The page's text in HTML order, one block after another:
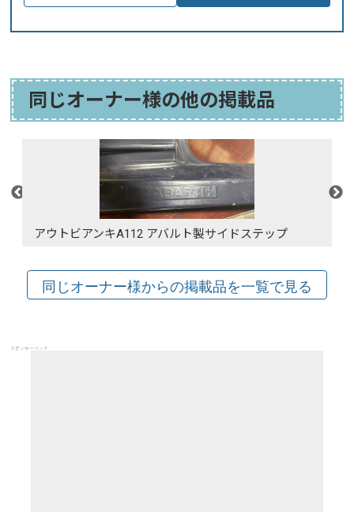
同じオーナー様の他の掲載品
アウトビアンキA112 アバルト製サイドステップ
スポンサーリンク